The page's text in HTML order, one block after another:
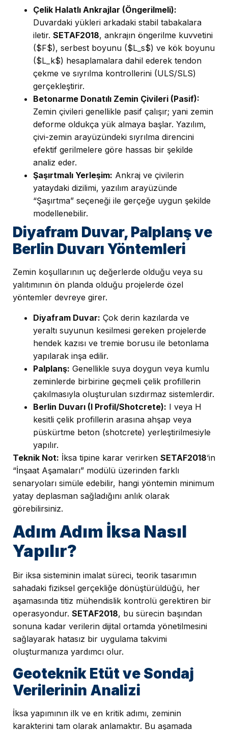
Çelik Halatlı Ankrajlar (Öngerilmeli):
Duvardaki yükleri arkadaki stabil tabakalara
iletir. SETAF2018, ankrajın öngerilme kuvvetini
($F$), serbest boyunu ($L_s$) ve kök boyunu
($L_k$) hesaplamalara dahil ederek tendon
çekme ve sıyrılma kontrollerini (ULS/SLS)
gerçekleştirir.
Betonarme Donatılı Zemin Çivileri (Pasif):
Zemin çivileri genellikle pasif çalışır; yani zemin
deforme oldukça yük almaya başlar. Yazılım,
çivi-zemin arayüzündeki sıyrılma direncini
efektif gerilmelere göre hassas bir şekilde
analiz eder.
Şaşırtmalı Yerleşim: Ankraj ve çivilerin
yataydaki dizilimi, yazılım arayüzünde
“Şaşırtma” seçeneği ile gerçeğe uygun şekilde
modellenebilir.
Diyafram Duvar, Palplanş ve
Berlin Duvarı Yöntemleri
Zemin koşullarının uç değerlerde olduğu veya su
yalıtımının ön planda olduğu projelerde özel
yöntemler devreye girer.
Diyafram Duvar: Çok derin kazılarda ve
yeraltı suyunun kesilmesi gereken projelerde
hendek kazısı ve tremie borusu ile betonlama
yapılarak inşa edilir.
Palplanş: Genellikle suya doygun veya kumlu
zeminlerde birbirine geçmeli çelik profillerin
çakılmasıyla oluşturulan sızdırmaz sistemlerdir.
Berlin Duvarı (I Profil/Shotcrete): I veya H
kesitli çelik profillerin arasına ahşap veya
püskürtme beton (shotcrete) yerleştirilmesiyle
yapılır.
Teknik Not: İksa tipine karar verirken SETAF2018‘in
“İnşaat Aşamaları” modülü üzerinden farklı
senaryoları simüle edebilir, hangi yöntemin minimum
yatay deplasman sağladığını anlık olarak
görebilirsiniz.
Adım Adım İksa Nasıl
Yapılır?
Bir iksa sisteminin imalat süreci, teorik tasarımın
sahadaki fiziksel gerçekliğe dönüştürüldüğü, her
aşamasında titiz mühendislik kontrolü gerektiren bir
operasyondur. SETAF2018, bu sürecin başından
sonuna kadar verilerin dijital ortamda yönetilmesini
sağlayarak hatasız bir uygulama takvimi
oluşturmanıza yardımcı olur.
Geoteknik Etüt ve Sondaj
Verilerinin Analizi
İksa yapımının ilk ve en kritik adımı, zeminin
karakterini tam olarak anlamaktır. Bu aşamada